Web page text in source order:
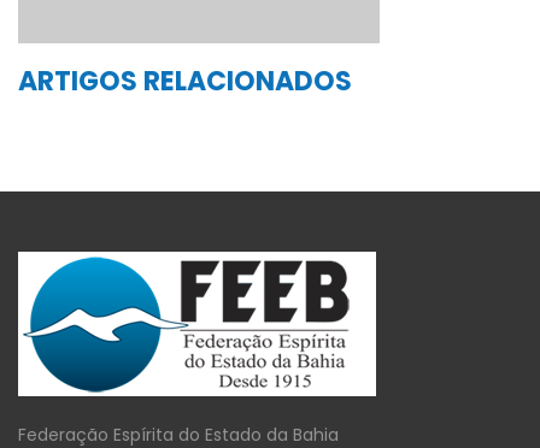
ARTIGOS RELACIONADOS
Federação Espírita do Estado da Bahia